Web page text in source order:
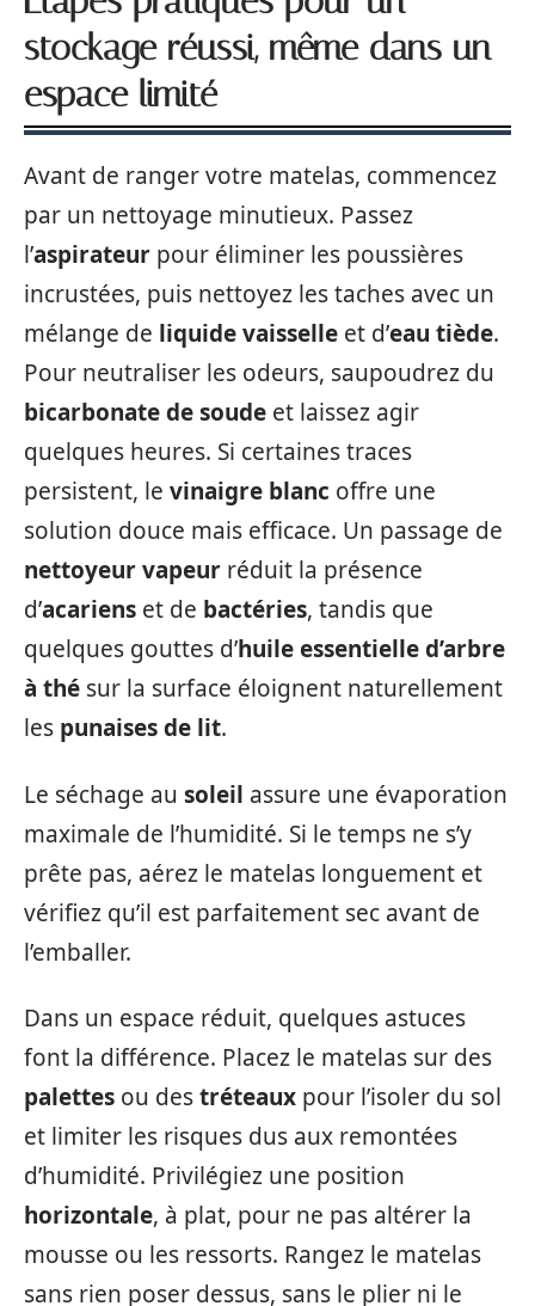
stockage réussi, même dans un
espace limité
Avant de ranger votre matelas, commencez
par un nettoyage minutieux. Passez
l’aspirateur pour éliminer les poussières
incrustées, puis nettoyez les taches avec un
mélange de liquide vaisselle et d’eau tiède.
Pour neutraliser les odeurs, saupoudrez du
bicarbonate de soude et laissez agir
quelques heures. Si certaines traces
persistent, le vinaigre blanc offre une
solution douce mais efficace. Un passage de
nettoyeur vapeur réduit la présence
d’acariens et de bactéries, tandis que
quelques gouttes d’huile essentielle d’arbre
à thé sur la surface éloignent naturellement
les punaises de lit.
Le séchage au soleil assure une évaporation
maximale de l’humidité. Si le temps ne s’y
prête pas, aérez le matelas longuement et
vérifiez qu’il est parfaitement sec avant de
l’emballer.
Dans un espace réduit, quelques astuces
font la différence. Placez le matelas sur des
palettes ou destréteaux pour l’isoler du sol
et limiter les risques dus aux remontées
d’humidité. Privilégiez une position
horizontale, à plat, pour ne pas altérer la
mousse ou les ressorts. Rangez le matelas
sans rien poser dessus, sans le plier ni le